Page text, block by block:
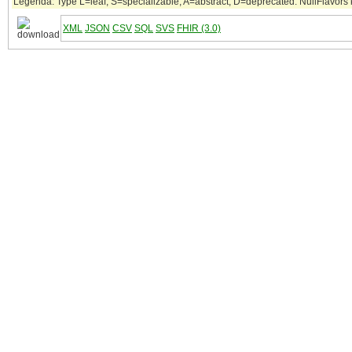
XML JSON CSV SQL SVS FHIR (3.0)